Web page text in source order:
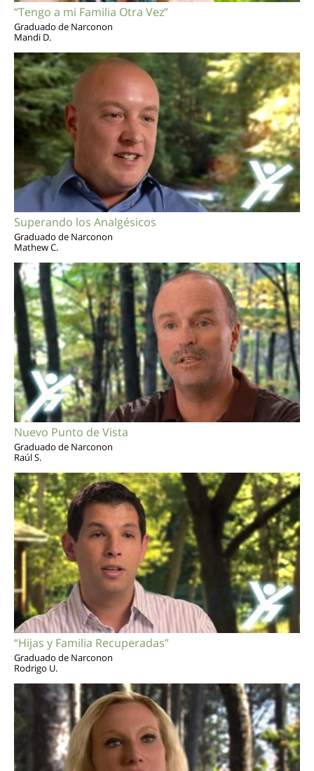
“Tengo a mi Familia Otra Vez”
Graduado de Narconon
Mandi D.
Superando los Analgésicos
Graduado de Narconon
Mathew C.
Nuevo Punto de Vista
Graduado de Narconon
Raúl S.
“Hijas y Familia Recuperadas”
Graduado de Narconon
Rodrigo U.